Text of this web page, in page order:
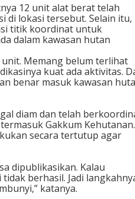
12 unit alat berat telah
di lokasi tersebut. Selain itu,
titik koordinat untuk
dalam kawasan hutan
Memang belum terlihat
kuat ada aktivitas.
benar masuk kawasan
diam dan telah
Gakkum Kehutanan.
secara tertutup agar
dipublikasikan. Kalau
berhasil. Jadi
katanya.